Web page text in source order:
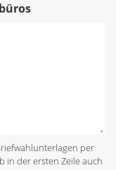
per
in der ersten Zeile auch